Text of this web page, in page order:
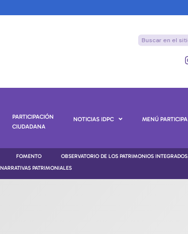
PARTICIPACIÓN
CIUDADANA
NOTICIAS IDPC MENÚ PARTICIPA
FOMENTO OBSERVATORIO DE LOS PATRIMONIOS INTEGRADOS
NARRATIVAS PATRIMONIALES